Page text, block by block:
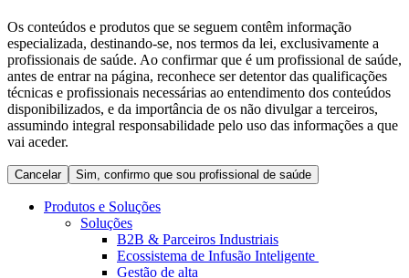
Terapias de Infusão
Terapia de Intervenção Vascular
Tratamento de Feridas
Tratamento de Sangue Extracorporal
Soluções
Terapias
Cuidados Domiciliários
Coordenamos os seus cuidados médicos quando recebe alta
do hospital. Para mais informações, visite a nossa página de
cuidados domiciliários.
Vagas disponíveis
Descubra as tuas oportunidades de carreira na B. Braun.
Pesquise no nosso mercado de trabalho global por perfis de
trabalho interessantes.
Empresa
Responsabilidade
Media
Os conteúdos e produtos que se seguem contêm informação
especializada, destinando-se, nos termos da lei, exclusivamente a
profissionais de saúde. Ao confirmar que é um profissional de saúde,
antes de entrar na página, reconhece ser detentor das qualificações
técnicas e profissionais necessárias ao entendimento dos conteúdos
disponibilizados, e da importância de os não divulgar a terceiros,
assumindo integral responsabilidade pelo uso das informações a que
vai aceder.
Cancelar Sim, confirmo que sou profissional de saúde
Produtos e Soluções
Soluções
B2B & Parceiros Industriais
Ecossistema de Infusão Inteligente
Gestão de alta